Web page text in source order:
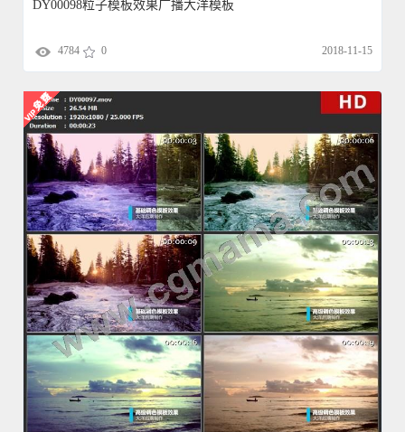
DY00098粒子模板效果广播大洋模板
4784 0 2018-11-15